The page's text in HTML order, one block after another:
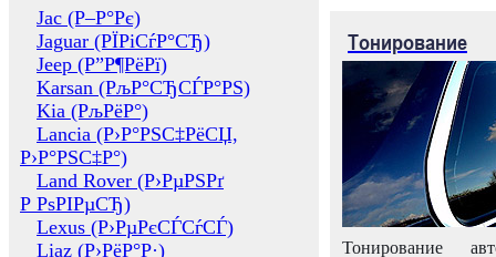
Jac (Р–Р°Рє)
Jaguar (РЇРіСѓР°СЂ)
Jeep (Р”Р¶РёРї)
Karsan (РљР°СЂСЃР°РЅ)
Kia (РљРёР°)
Lancia (Р›Р°РЅС‡РёСЏ,
Р›Р°РЅС‡Р°)
Land Rover (Р›РµРЅРґ
Р РѕРІРµСЂ)
Lexus (Р›РµРєСЃСѓСЃ)
Liaz (Р›РёР°Р·)
Тонирование
Тонирование